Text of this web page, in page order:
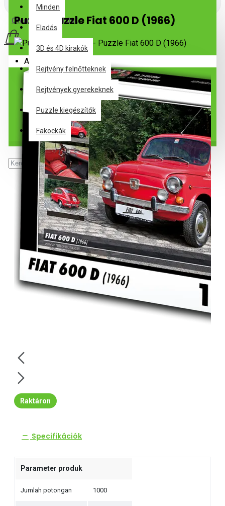
Minden
Eladás
3D és 4D kirakók
Rejtvény felnőtteknek
Rejtvények gyerekeknek
Puzzle kiegészítők
Fakockák
0 termék(ek) - 0,00€
Az Ön kosara üres!
Puzzle Puzzle Fiat 600 D (1966)
Raktáron
Specifikációk
Parameter produk
Jumlah potongan 1000